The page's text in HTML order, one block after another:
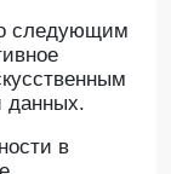
следующим
данных.
в